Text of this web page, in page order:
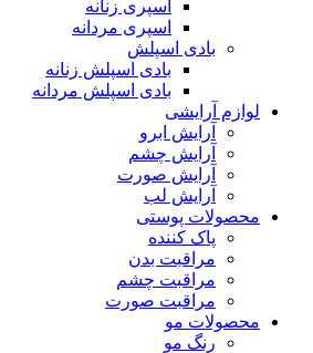
اسپری زنانه
اسپری مردانه
بادی اسپلش
بادی اسپلش زنانه
بادی اسپلش مردانه
لوازم آرایشی
آرایش ابرو
آرایش چشم
آرایش صورت
آرایش لب
محصولات پوستی
پاک کننده
مراقبت بدن
مراقبت چشم
مراقبت صورت
محصولات مو
رنگ مو